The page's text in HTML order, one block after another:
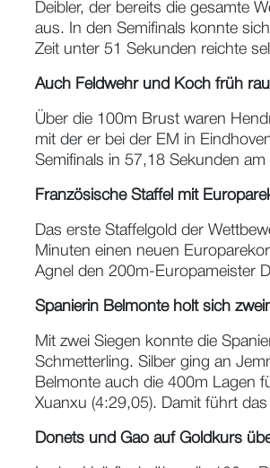
Deibler, der bereits die gesamte
aus. In den Semifinals konnte
Zeit unter 51 Sekunden reichte
Auch Feldwehr und Koch früh
Über die 100m Brust waren
mit der er bei der EM in
Semifinals in 57,18 Sekunden am
Französische Staffel mit
Das erste Staffelgold der
Minuten einen neuen
Agnel den 200m-Europameister
Spanierin Belmonte holt sich
Mit zwei Siegen konnte die
Schmetterling. Silber ging an
Belmonte auch die 400m Lagen
Xuanxu (4:29,05). Damit führt
Donets und Gao auf Goldkurs